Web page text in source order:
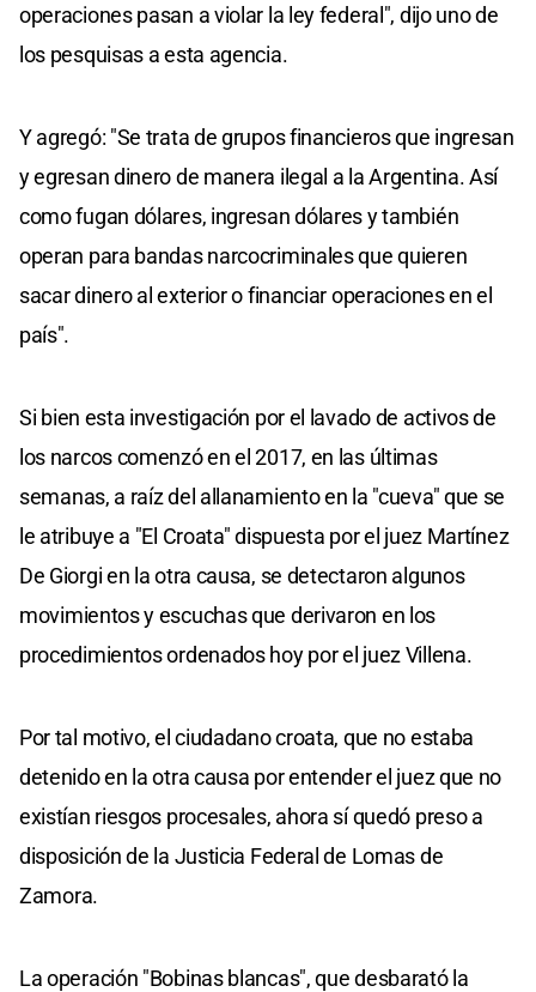
operaciones pasan a violar la ley federal", dijo uno de
los pesquisas a esta agencia.
Y agregó: "Se trata de grupos financieros que ingresan
y egresan dinero de manera ilegal a la Argentina. Así
como fugan dólares, ingresan dólares y también
operan para bandas narcocriminales que quieren
sacar dinero al exterior o financiar operaciones en el
país".
Si bien esta investigación por el lavado de activos de
los narcos comenzó en el 2017, en las últimas
semanas, a raíz del allanamiento en la "cueva" que se
le atribuye a "El Croata" dispuesta por el juez Martínez
De Giorgi en la otra causa, se detectaron algunos
movimientos y escuchas que derivaron en los
procedimientos ordenados hoy por el juez Villena.
Por tal motivo, el ciudadano croata, que no estaba
detenido en la otra causa por entender el juez que no
existían riesgos procesales, ahora sí quedó preso a
disposición de la Justicia Federal de Lomas de
Zamora.
La operación "Bobinas blancas", que desbarató la